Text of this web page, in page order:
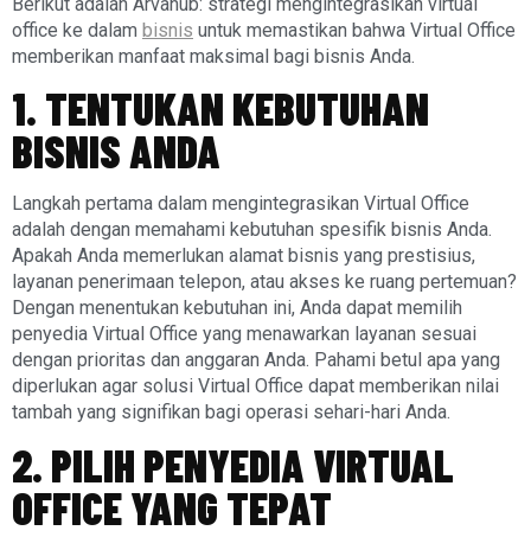
office ke dalam bisnis untuk memastikan bahwa Virtual Office
memberikan manfaat maksimal bagi bisnis Anda.
1. TENTUKAN KEBUTUHAN
BISNIS ANDA
Langkah pertama dalam mengintegrasikan Virtual Office
adalah dengan memahami kebutuhan spesifik bisnis Anda.
Apakah Anda memerlukan alamat bisnis yang prestisius,
layanan penerimaan telepon, atau akses ke ruang pertemuan?
Dengan menentukan kebutuhan ini, Anda dapat memilih
penyedia Virtual Office yang menawarkan layanan sesuai
dengan prioritas dan anggaran Anda. Pahami betul apa yang
diperlukan agar solusi Virtual Office dapat memberikan nilai
tambah yang signifikan bagi operasi sehari-hari Anda.
2. PILIH PENYEDIA VIRTUAL
OFFICE YANG TEPAT